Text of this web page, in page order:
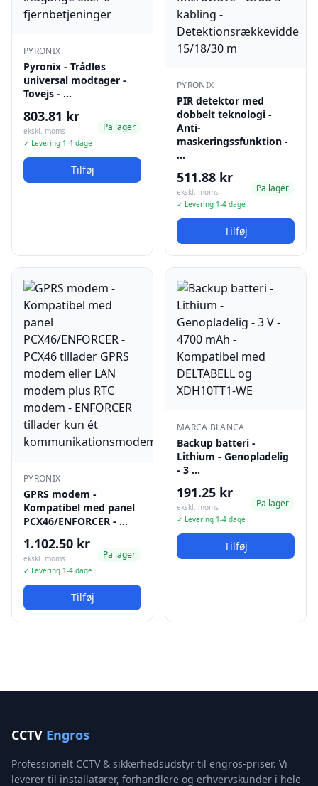
PYRONIX
Pyronix - Trådløs
universal modtager -
Tovejs - …
803.81 kr
ekskl. moms
✓ Levering 1-4 dage
Pa lager
Tilføj
PYRONIX
PIR detektor med
dobbelt teknologi -
Anti-
maskeringssfunktion -
…
511.88 kr
ekskl. moms
✓ Levering 1-4 dage
Pa lager
Tilføj
PYRONIX
GPRS modem -
Kompatibel med panel
PCX46/ENFORCER - …
1.102.50 kr
ekskl. moms
✓ Levering 1-4 dage
Pa lager
Tilføj
MARCA BLANCA
Backup batteri -
Lithium - Genopladelig
- 3 …
191.25 kr
ekskl. moms
✓ Levering 1-4 dage
Pa lager
Tilføj
CCTV Engros
Professionelt CCTV & sikkerhedsudstyr til engros-priser. Vi
leverer til installatører, forhandlere og erhvervskunder i hele